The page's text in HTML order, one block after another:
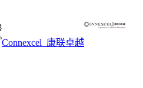
Connexcel_康联卓越